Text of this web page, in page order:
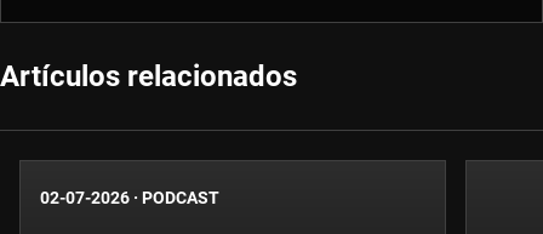
Artículos relacionados
02-07-2026 · PODCAST